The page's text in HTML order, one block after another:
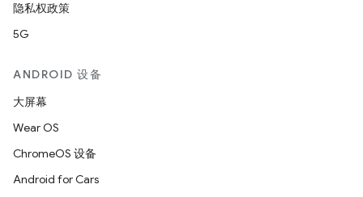
隐私权政策
5G
ANDROID 设备
大屏幕
Wear OS
ChromeOS 设备
Android for Cars